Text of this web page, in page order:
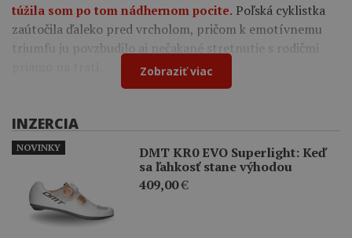
túžila som po tom nádhernom pocite. Poľská cyklistka
zaútočila ďaleko pred vrcholom, pričom k emotívnemu
triumfu ju povzbudilo aj nečakané stretnutie s rodičmi
Zobraziť viac
INZERCIA
DMT KR0 EVO Superlight: Keď
sa ľahkosť stane výhodou
409,00€
NOVINKY